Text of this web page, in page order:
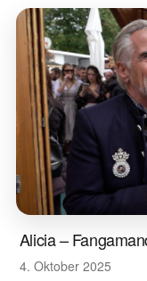
Alicia –
4. Oktober 2025